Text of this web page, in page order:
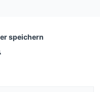
speichern